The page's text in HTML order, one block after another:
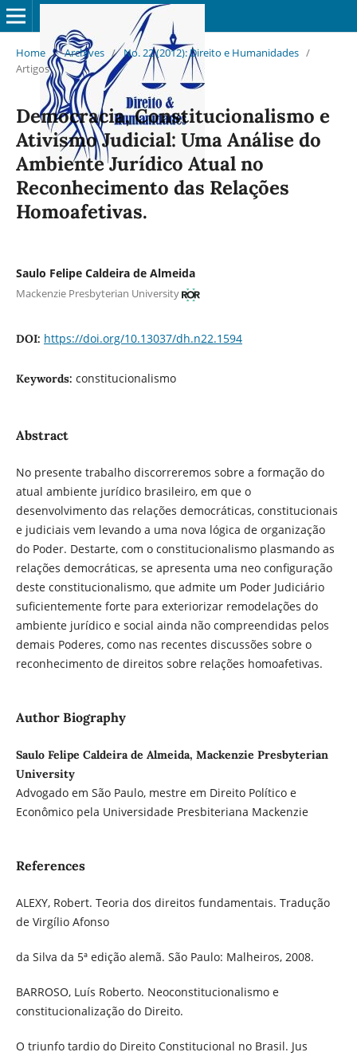
Home / Archives / No. 22 (2012): Direito e Humanidades /
Artigos
Democracia, Constitucionalismo e
Ativismo Judicial: Uma Análise do
Ambiente Jurídico Atual no
Reconhecimento das Relações
Homoafetivas.
Saulo Felipe Caldeira de Almeida
Mackenzie Presbyterian University
DOI: https://doi.org/10.13037/dh.n22.1594
Keywords: constitucionalismo
Abstract
No presente trabalho discorreremos sobre a formação do
atual ambiente jurídico brasileiro, em que o
desenvolvimento das relações democráticas, constitucionais
e judiciais vem levando a uma nova lógica de organização
do Poder. Destarte, com o constitucionalismo plasmando as
relações democráticas, se apresenta uma neo configuração
deste constitucionalismo, que admite um Poder Judiciário
suficientemente forte para exteriorizar remodelações do
ambiente jurídico e social ainda não compreendidas pelos
demais Poderes, como nas recentes discussões sobre o
reconhecimento de direitos sobre relações homoafetivas.
Author Biography
Saulo Felipe Caldeira de Almeida, Mackenzie Presbyterian
University
Advogado em São Paulo, mestre em Direito Político e
Econômico pela Universidade Presbiteriana Mackenzie
References
ALEXY, Robert. Teoria dos direitos fundamentais. Tradução
de Virgílio Afonso
da Silva da 5ª edição alemã. São Paulo: Malheiros, 2008.
BARROSO, Luís Roberto. Neoconstitucionalismo e
constitucionalização do Direito.
O triunfo tardio do Direito Constitucional no Brasil. Jus